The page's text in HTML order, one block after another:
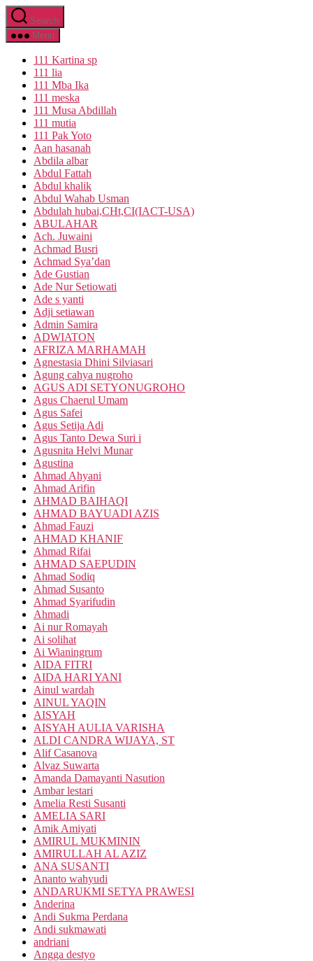
Skip
to
the
Search
Menu
111 Kartina sp
111 lia
111 Mba Ika
111 meska
111 Musa Abdillah
111 mutia
111 Pak Yoto
Aan hasanah
Abdila albar
Abdul Fattah
Abdul khalik
Abdul Wahab Usman
Abdulah hubai,CHt,CI(IACT-USA)
ABULAHAR
Ach. Juwaini
Achmad Busri
Achmad Sya’dan
Ade Gustian
Ade Nur Setiowati
Ade s yanti
Adji setiawan
Admin Samira
ADWIATON
AFRIZA MARHAMAH
Agnestasia Dhini Silviasari
Agung cahya nugroho
AGUS ADI SETYONUGROHO
Agus Chaerul Umam
Agus Safei
Agus Setija Adi
Agus Tanto Dewa Suri i
Agusnita Helvi Munar
Agustina
Ahmad Ahyani
Ahmad Arifin
AHMAD BAIHAQI
AHMAD BAYUADI AZIS
Ahmad Fauzi
AHMAD KHANIF
Ahmad Rifai
AHMAD SAEPUDIN
Ahmad Sodiq
Ahmad Susanto
Ahmad Syarifudin
Ahmadi
Ai nur Romayah
Ai solihat
Ai Wianingrum
AIDA FITRI
AIDA HARI YANI
Ainul wardah
AINUL YAQIN
AISYAH
AISYAH AULIA VARISHA
ALDI CANDRA WIJAYA, ST
Alif Casanova
Alvaz Suwarta
Amanda Damayanti Nasution
Ambar lestari
Amelia Resti Susanti
AMELIA SARI
Amik Amiyati
AMIRUL MUKMININ
AMIRULLAH AL AZIZ
ANA SUSANTI
Ananto wahyudi
ANDARUKMI SETYA PRAWESI
Anderina
Andi Sukma Perdana
Andi sukmawati
andriani
Angga destyo